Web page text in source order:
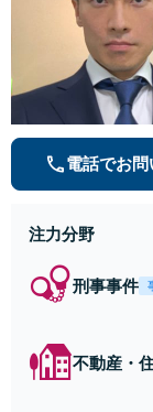
電話でお
注力分野
刑事事件
不動産・